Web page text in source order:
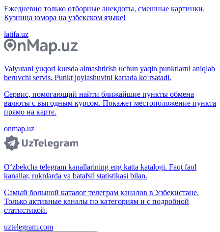
Ежедневно только отборные анекдоты, смешные картинки.
Кузница юмора на узбекском языке!
latifa.uz
Valyutani yuqori kursda almashtirish uchun yaqin punktlarni aniqlab
beruvchi servis. Punkt joylashuvini kartada ko‘rsatadi.
Сервис, помогающий найти ближайшие пункты обмена
валюты с выгодным курсом. Покажет местоположение пункта
прямо на карте.
onmap.uz
O‘zbekcha telegram kanallarining eng katta katalogi. Faqt faol
kanallar, ruknlarda va batafsil statistikasi bilan.
Самый большой каталог телеграм каналов в Узбекистане.
Только активные каналы по категориям и с подробной
статистикой.
uztelegram.com